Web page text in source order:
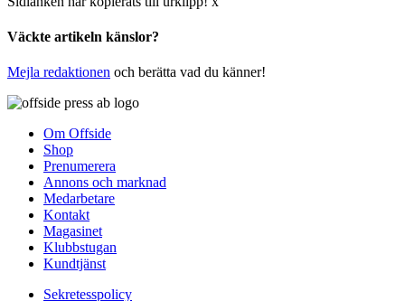
Väckte artikeln känslor?
Mejla redaktionen och berätta vad du känner!
Om Offside
Shop
Prenumerera
Annons och marknad
Medarbetare
Kontakt
Magasinet
Klubbstugan
Kundtjänst
Sekretesspolicy